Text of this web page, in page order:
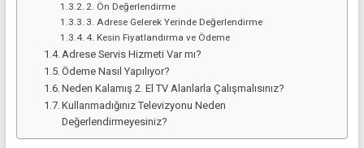
2. Ön Değerlendirme
3. Adrese Gelerek Yerinde Değerlendirme
4. Kesin Fiyatlandırma ve Ödeme
Adrese Servis Hizmeti Var mı?
Ödeme Nasıl Yapılıyor?
Neden Kalamış 2. El TV Alanlarla Çalışmalısınız?
Kullanmadığınız Televizyonu Neden
Değerlendirmeyesiniz?